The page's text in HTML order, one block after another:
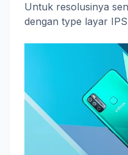
Untuk resolusinya
dengan type layar